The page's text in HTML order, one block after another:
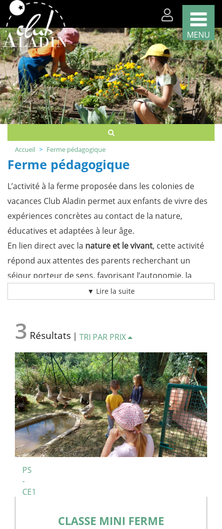
Nos
classes
par
région
Nos
classes
thème
recrutons
Télécharger
votre
MENU
Accueil Ferme pédagogique
Ferme pédagogique
L’activité à la ferme proposée dans les colonies de
vacances Club Aladin permet aux enfants de vivre des
expériences concrètes au contact de la nature,
éducatives et adaptées à leur âge.
En lien direct avec la nature et le vivant, cette activité
répond aux attentes des parents recherchant un
séjour porteur de sens, favorisant l’autonomie, la
responsabilité et le respect de l’environnement.
éducative
activité à laferme du Hameau de Mouless’inscrit
dans une démarche pédagogique qui privilégie l’action,
l’observation et la participation active des enfants.
Au fil du séjour, les enfants découvrent lequotidien de
la vie à la ferme: soins apportés aux animaux,
compréhension de leurs besoins, observation de leur
comportement et découverte de leur rôle dans
l’écosystème.
Des ateliers autour du
également de sensibiliser les enfants aux saisons, à
l’environnement.
▼ Lire la suite
3 Résultats | TRI PAR PRIX
PS
-
CE1
CLASSE MINI FERME